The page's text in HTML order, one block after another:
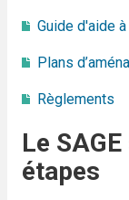
Guide d'aide
Plans
Règlements
Le
étapes